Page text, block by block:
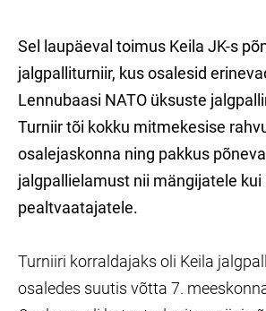
Sel laupäeval toimus Keila JK-s
jalgpalliturniir, kus osalesid
Lennubaasi NATO üksuste
Turniir tõi kokku mitmekesise
osalejaskonna ning pakkus
jalgpallielamust nii mängijatele kui
pealtvaatajatele.
Turniiri korraldajaks oli Keila
osaledes suutis võtta 7.